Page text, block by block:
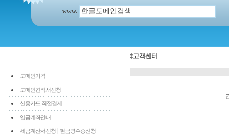
www.
도메인가격
도메인견적서신청
신용카드 직접결제
입금계좌안내
세금계산서신청 현금영수증신청
‡고객센터